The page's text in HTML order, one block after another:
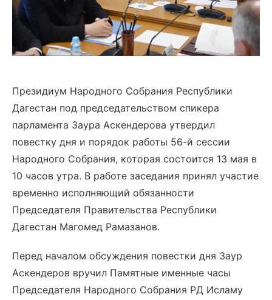
Президиум Народного Собрания Республики
Дагестан под председательством спикера
парламента Заура Аскендерова утвердил
повестку дня и порядок работы 56-й сессии
Народного Собрания, которая состоится 13 мая в
10 часов утра. В работе заседания принял участие
временно исполняющий обязанности
Председателя Правительства Республики
Дагестан Магомед Рамазанов.
Перед началом обсуждения повестки дня Заур
Аскендеров вручил Памятные именные часы
Председателя Народного Собрания РД Исламу